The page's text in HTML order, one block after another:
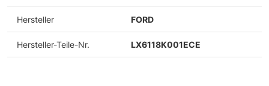
Hersteller FORD
Hersteller-Teile-Nr. LX6118K001ECE